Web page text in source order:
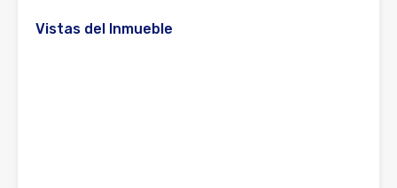
Vistas del Inmueble